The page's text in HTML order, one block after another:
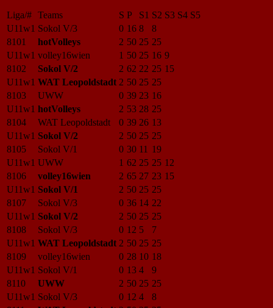
Liga/# Teams S P S1 S2 S3 S4 S5
U11w1 Sokol V/3 0 16 8
8
8101
hotVolleys 2 50 25 25
U11w1 volley16wien 1 50 25 16 9
8102
Sokol V/2 2 62 22 25 15
U11w1 WAT Leopoldstadt 2 50 25 25
8103
UWW 0 39 23 16
U11w1 hotVolleys 2 53 28 25
8104
WAT Leopoldstadt 0 39 26 13
U11w1 Sokol V/2 2 50 25 25
8105
Sokol V/1 0 30 11 19
U11w1 UWW 1 62 25 25 12
8106
volley16wien 2 65 27 23 15
U11w1 Sokol V/1 2 50 25 25
8107
Sokol V/3 0 36 14 22
U11w1 Sokol V/2 2 50 25 25
8108
Sokol V/3 0 12 5
7
U11w1 WAT Leopoldstadt 2 50 25 25
8109
volley16wien 0 28 10 18
U11w1 Sokol V/1 0 13 4
9
8110
UWW 2 50 25 25
U11w1 Sokol V/3 0 12 4
8